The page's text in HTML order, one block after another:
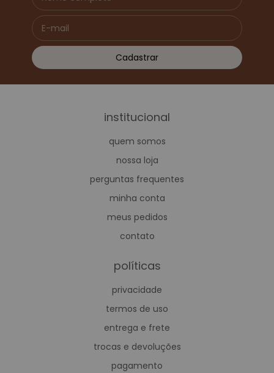
institucional
quem somos
nossa loja
perguntas frequentes
minha conta
meus pedidos
contato
políticas
privacidade
termos de uso
entrega e frete
trocas e devoluções
pagamento